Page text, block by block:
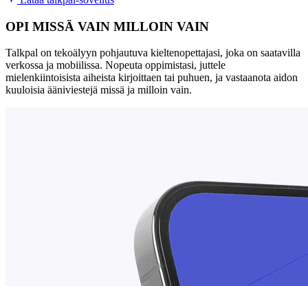
OPI MISSÄ VAIN MILLOIN VAIN
Talkpal on tekoälyyn pohjautuva kieltenopettajasi, joka on saatavilla
verkossa ja mobiilissa. Nopeuta oppimistasi, juttele
mielenkiintoisista aiheista kirjoittaen tai puhuen, ja vastaanota aidon
kuuloisia ääniviestejä missä ja milloin vain.